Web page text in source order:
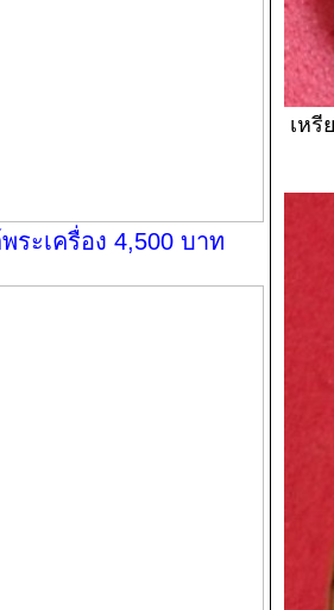
ระเครื่อง 4,500 บาท
เหรี